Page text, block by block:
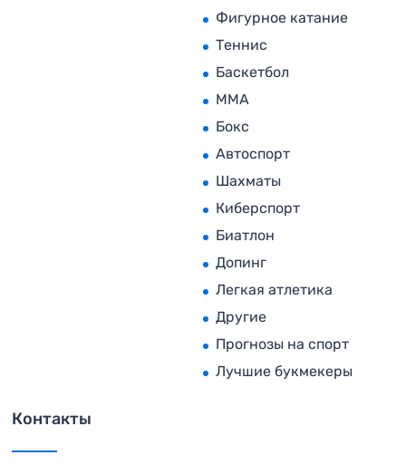
Фигурное катание
Теннис
Баскетбол
MMA
Бокс
Автоспорт
Шахматы
Киберспорт
Биатлон
Допинг
Легкая атлетика
Другие
Прогнозы на спорт
Лучшие букмекеры
Контакты